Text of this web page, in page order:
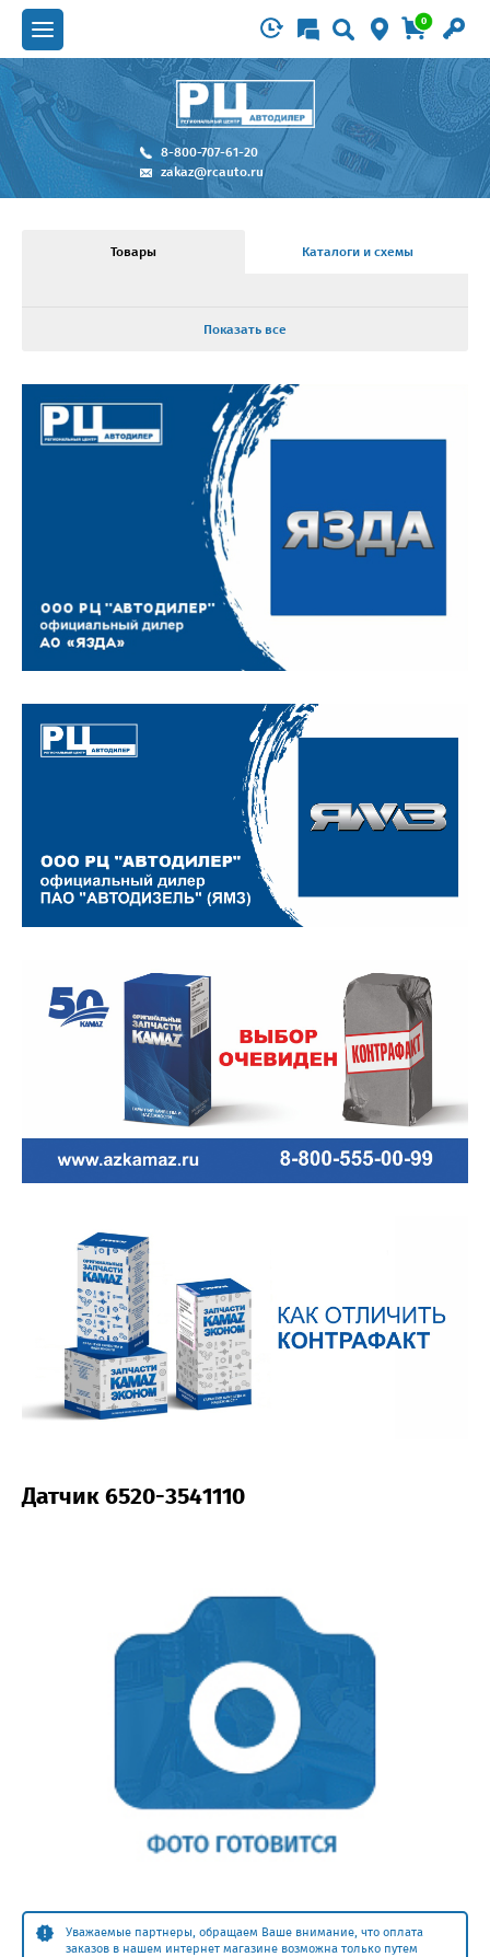
0
8-800-707-61-20
zakaz@rcauto.ru
Товары Каталоги и схемы
Показать все
Датчик 6520-3541110
Уважаемые партнеры, обращаем Ваше внимание, что оплата
заказов в нашем интернет магазине возможна только путем